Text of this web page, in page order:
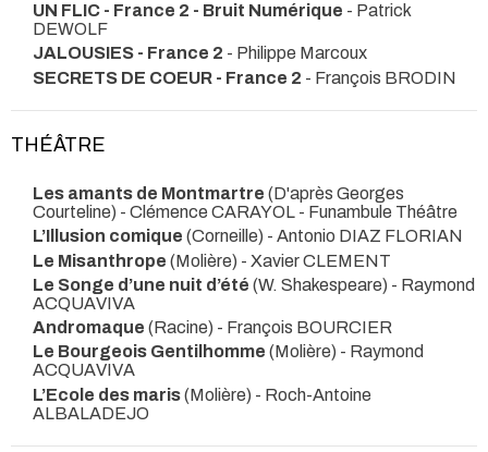
UN FLIC - France 2 - Bruit Numérique - Patrick
DEWOLF
JALOUSIES - France 2 - Philippe Marcoux
SECRETS DE COEUR - France 2 - François BRODIN
THÉÂTRE
Les amants de Montmartre (D'après Georges
Courteline) - Clémence CARAYOL - Funambule Théâtre
L’Illusion comique (Corneille) - Antonio DIAZ FLORIAN
Le Misanthrope (Molière) - Xavier CLEMENT
Le Songe d’une nuit d’été (W. Shakespeare) - Raymond
ACQUAVIVA
Andromaque (Racine) - François BOURCIER
Le Bourgeois Gentilhomme (Molière) - Raymond
ACQUAVIVA
L’Ecole des maris(Molière) - Roch-Antoine
ALBALADEJO